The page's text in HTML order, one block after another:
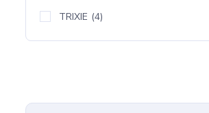
TRIXIE (4)